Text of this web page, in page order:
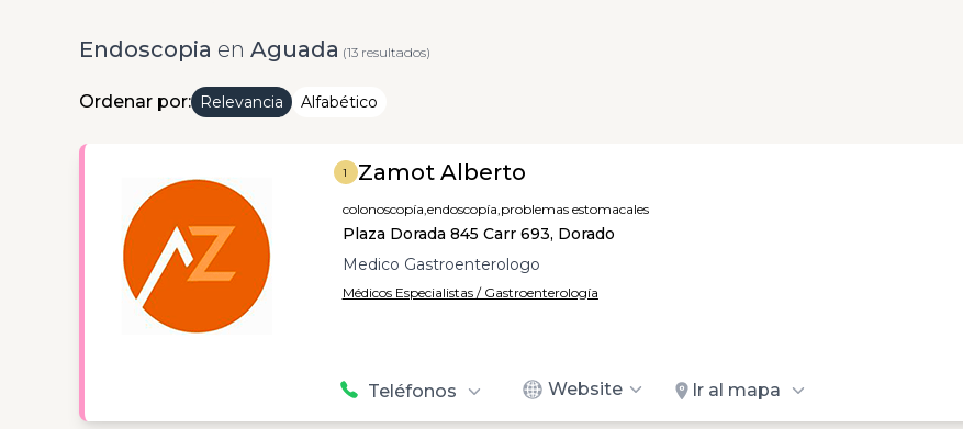
Endoscopia en Aguada (13 resultados)
Ordenar por: Relevancia Alfabético
1 Zamot Alberto
colonoscopía,endoscopía,problemas estomacales
Plaza Dorada 845 Carr 693, Dorado
Medico Gastroenterologo
Médicos Especialistas / Gastroenterología
Teléfonos Website Ir al mapa